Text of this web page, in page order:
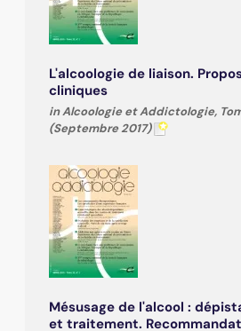
L'alcoologie de liaison.
cliniques
in Alcoologie et Addictologie,
(Septembre 2017)
Mésusage de l'alcool :
et traitement.